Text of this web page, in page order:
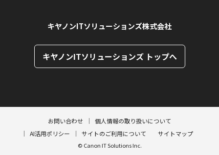
キヤノンITソリューションズ株式会社
キヤノンITソリューションズ トップへ
お問い合わせ
個人情報の取り扱いについて
AI活用ポリシー
サイトのご利用について サイトマップ
© Canon IT Solutions Inc.